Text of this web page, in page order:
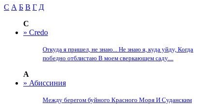
C А Б В Г Д
C
» Credo
Откуда я пришел, не знаю... Не знаю я, куда уйду, Когда
победно отблистаю В моем сверкающем саду....
А
» Абиссиния
Между берегом буйного Красного Моря И Суданским